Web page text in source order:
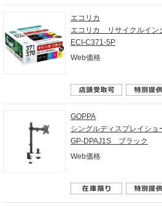
エコリカ
エコリカ リサイクルイン
ECI-C371-5P
Web価格
GOPPA
シングルディスプレイショ
GP-DPAJ1S ブラック
Web価格